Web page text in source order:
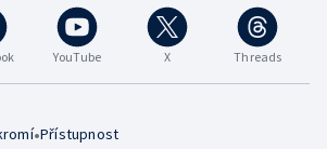
YouTube X Threads
•Přístupnost